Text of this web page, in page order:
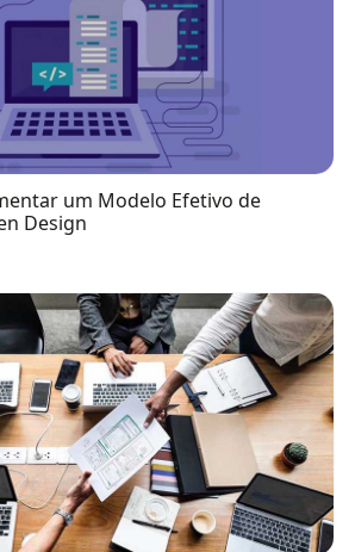
um Modelo Efetivo de
Design